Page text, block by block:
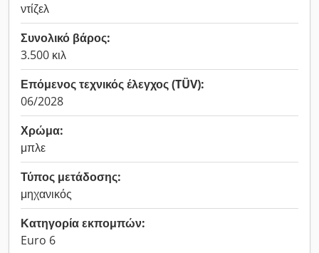
ντίζελ
Συνολικό βάρος:
3.500 κιλ
Επόμενος τεχνικός έλεγχος (TÜV):
06/2028
Χρώμα:
μπλε
Τύπος μετάδοσης:
μηχανικός
Κατηγορία εκπομπών:
Euro 6